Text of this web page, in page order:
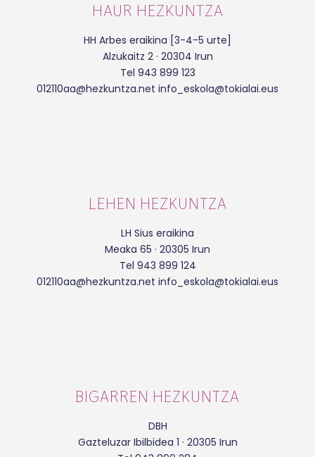
HAUR HEZKUNTZA
HH Arbes eraikina [3-4-5 urte]
Alzukaitz 2 · 20304 Irun
Tel 943 899 123
012110aa@hezkuntza.net info_eskola@tokialai.eus
LEHEN HEZKUNTZA
LH Sius eraikina
Meaka 65 · 20305 Irun
Tel 943 899 124
012110aa@hezkuntza.net info_eskola@tokialai.eus
BIGARREN HEZKUNTZA
DBH
Gazteluzar Ibilbidea 1 · 20305 Irun